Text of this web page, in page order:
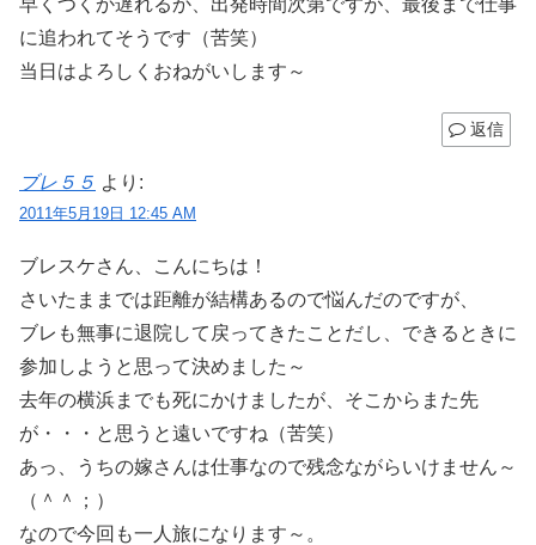
早くつくか遅れるか、出発時間次第ですが、最後まで仕事
に追われてそうです（苦笑）
当日はよろしくおねがいします～
返信
ブレ５５ より:
2011年5月19日 12:45 AM
ブレスケさん、こんにちは！
さいたままでは距離が結構あるので悩んだのですが、
ブレも無事に退院して戻ってきたことだし、できるときに
参加しようと思って決めました～
去年の横浜までも死にかけましたが、そこからまた先
が・・・と思うと遠いですね（苦笑）
あっ、うちの嫁さんは仕事なので残念ながらいけません～
（＾＾；）
なので今回も一人旅になります～。